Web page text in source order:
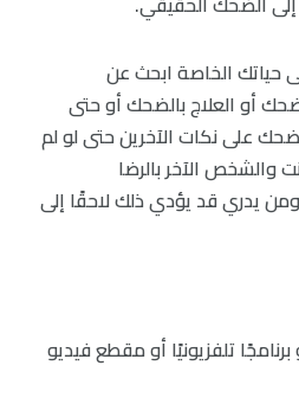
حياتك الخاصة ابحث عن
أو العلاج بالضحك أو حتى
على نكات الآخرين حتى لو لم
الآخر بالرضا
يدري قد يؤدي ذلك لاحقًا إلى
تلفزيونيًا أو مقطع فيديو